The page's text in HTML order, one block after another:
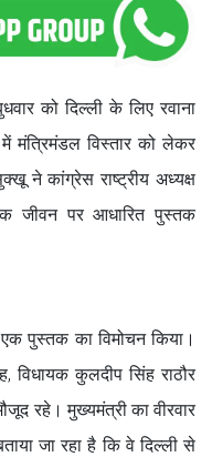
को दिल्ली के लिए रवाना
मंत्रिमंडल विस्तार को लेकर
ने कांग्रेस राष्ट्रीय अध्यक्ष
जीवन पर आधारित पुस्तक
पुस्तक का विमोचन किया।
विधायक कुलदीप सिंह राठौर
रहे। मुख्यमंत्री का वीरवार
जा रहा है कि वे दिल्ली से